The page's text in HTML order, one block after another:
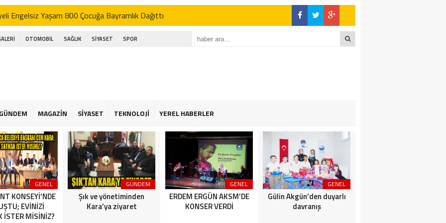
AK SEFER
basın bu ülkenin dördüncü kuvvetidir
festival alanında havai fişek kazası
Engelsiz Yaşam 800 Çocuğa Bayramlık Dağıttı
AK SEFER
basın bu ülkenin dördüncü kuvvetidir
festival alanında havai fişek kazası
Engelsiz Yaşam 800 Çocuğa Bayramlık Dağıttı
OTOMOBİL SAĞLIK SİYASET SPOR
GÜNDEM MAGAZİN SİYASET TEKNOLOJİ YEREL HABERLER
GENEL
KONSEYİ’NDE
EVİNİZİ
İSTER MİSİNİZ?
GÜNDEM
Şık ve yönetiminden
Kara’ya ziyaret
GENEL
ERDEM ERGÜN AKSM’DE
KONSER VERDİ
GENEL
Gülin Akgün’den duyarlı
davranış